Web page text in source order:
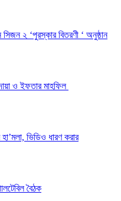
সিজন ২ ‘পুরস্কার বিতরণী ‘ অনুষ্ঠান
ও ইফতার মাহফিল
ভিডিও ধারণ করার
বৈঠক